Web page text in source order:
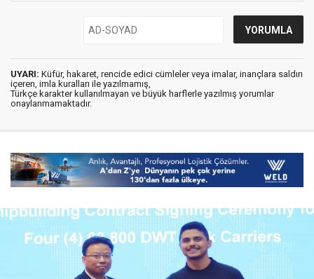
UYARI: Küfür, hakaret, rencide edici cümleler veya imalar, inançlara saldırı
içeren, imla kuralları ile yazılmamış,
Türkçe karakter kullanılmayan ve büyük harflerle yazılmış yorumlar
onaylanmamaktadır.